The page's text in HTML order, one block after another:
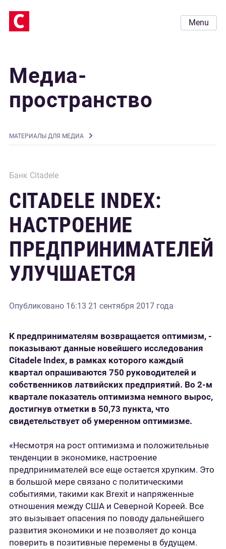
Menu
Медиа-
пространство
MАТЕРИАЛЫ ДЛЯ МЕДИА
Банк Citadele
CITADELE INDEX:
НАСТРОЕНИЕ
ПРЕДПРИНИМАТЕЛЕЙ
УЛУЧШАЕТСЯ
Опубликовано 16:13 21 сентября 2017 года
К предпринимателям возвращается оптимизм, -
показывают данные новейшего исследования
Citadele Index, в рамках которого каждый
квартал опрашиваются 750 руководителей и
собственников латвийских предприятий. Во 2-м
квартале показатель оптимизма немного вырос,
достигнув отметки в 50,73 пункта, что
свидетельствует об умеренном оптимизме.
«Несмотря на рост оптимизма и положительные
тенденции в экономике, настроение
предпринимателей все еще остается хрупким. Это
в большой мере связано с политическими
событиями, такими как Brexit и напряженные
отношения между США и Северной Кореей. Все
это вызывает опасения по поводу дальнейшего
развития экономики и не позволяет до конца
поверить в позитивные перемены в будущем.